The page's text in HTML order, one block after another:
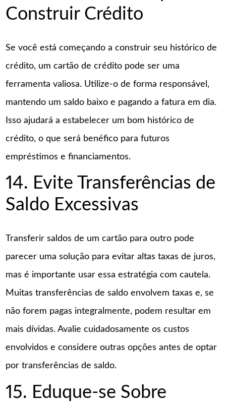
Construir Crédito
Se você está começando a construir seu histórico de
crédito, um cartão de crédito pode ser uma
ferramenta valiosa. Utilize-o de forma responsável,
mantendo um saldo baixo e pagando a fatura em dia.
Isso ajudará a estabelecer um bom histórico de
crédito, o que será benéfico para futuros
empréstimos e financiamentos.
14. Evite Transferências de
Saldo Excessivas
Transferir saldos de um cartão para outro pode
parecer uma solução para evitar altas taxas de juros,
mas é importante usar essa estratégia com cautela.
Muitas transferências de saldo envolvem taxas e, se
não forem pagas integralmente, podem resultar em
mais dívidas. Avalie cuidadosamente os custos
envolvidos e considere outras opções antes de optar
por transferências de saldo.
15. Eduque-se Sobre